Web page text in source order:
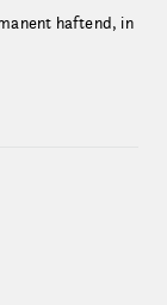
haftend, in